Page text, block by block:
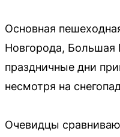
Основная
Новгорода, Большая
праздничные дни
несмотря на
Очевидцы